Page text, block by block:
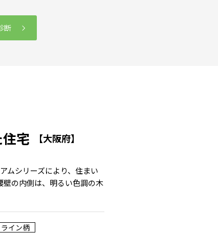
断
宅 【大阪府】
ムシリーズにより、住まい
の内側は、明るい色調の木
イン柄